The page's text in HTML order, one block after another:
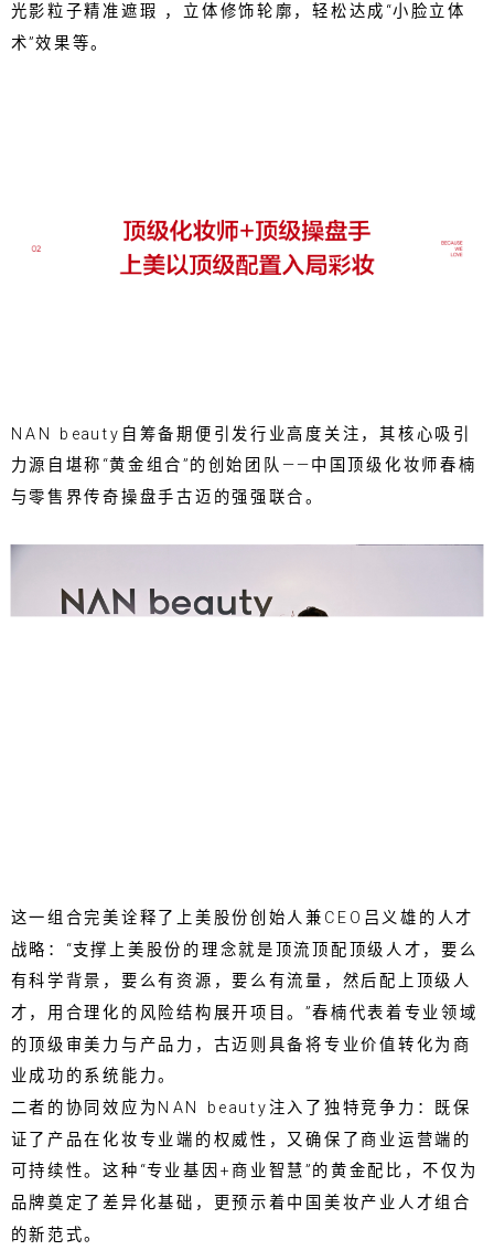
光影粒子精准遮瑕 ，立体修饰轮廓，轻松达成“小脸立体
术”效果等。
NAN beauty自筹备期便引发行业高度关注，其核心吸引
力源自堪称“黄金组合”的创始团队——中国顶级化妆师春楠
与零售界传奇操盘手古迈的强强联合。
这一组合完美诠释了上美股份创始人兼CEO吕义雄的人才
战略：“支撑上美股份的理念就是顶流顶配顶级人才，要么
有科学背景，要么有资源，要么有流量，然后配上顶级人
才，用合理化的风险结构展开项目。”春楠代表着专业领域
的顶级审美力与产品力，古迈则具备将专业价值转化为商
业成功的系统能力。
二者的协同效应为NAN beauty注入了独特竞争力：既保
证了产品在化妆专业端的权威性，又确保了商业运营端的
可持续性。这种“专业基因+商业智慧”的黄金配比，不仅为
品牌奠定了差异化基础，更预示着中国美妆产业人才组合
的新范式。